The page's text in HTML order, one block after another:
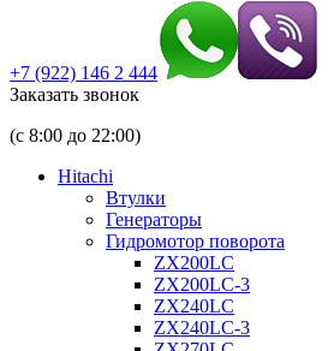
+7 (922) 146 2 444
Заказать звонок
(с 8:00 до 22:00)
Hitachi
Втулки
Генераторы
Гидромотор поворота
ZX200LC
ZX200LC-3
ZX240LC
ZX240LC-3